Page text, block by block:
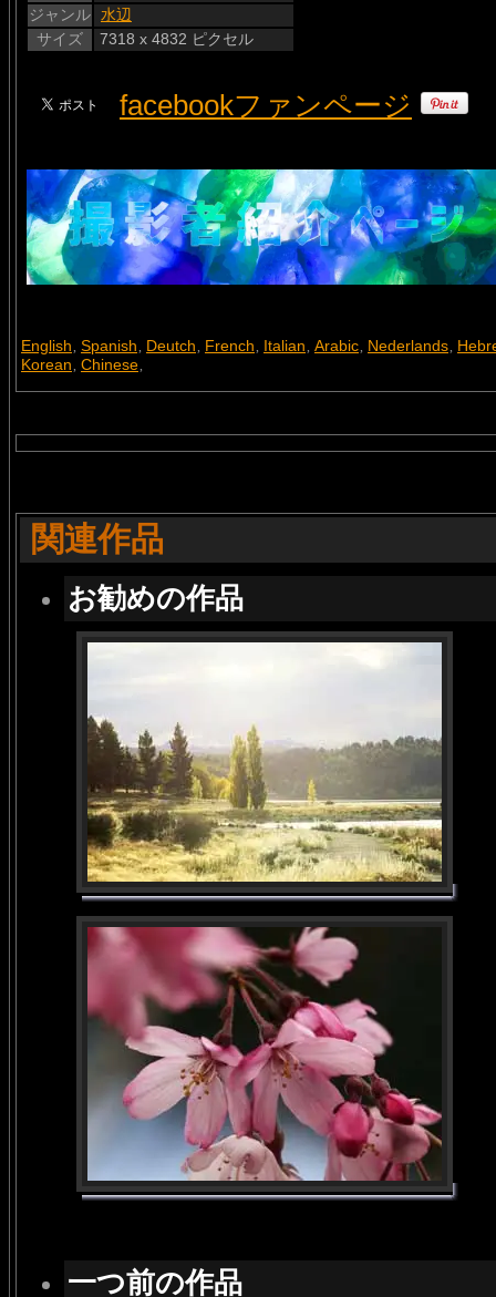
ジャンル 水辺
サイズ
7318 x 4832 ピクセル
facebookファンページ
English, Spanish, Deutch, French, Italian, Arabic, Nederlands,
Korean, Chinese,
関連作品
お勧めの作品
一つ前の作品